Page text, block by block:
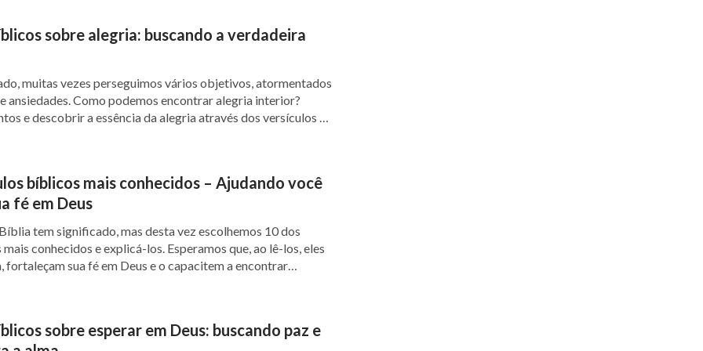
e Eu esclarecerei as coisas a você. A
simples! Vocês querem que as bênçãos
todos terão provações amargas para
que vocês têm por Mim não se tornará
por Mim. Mesmo se essas provações
todos devem passar por elas; só a
pessoa para outra. As provações são uma
diante de Mim e imploram de
pensam que umas poucas palavras
não reconhecem que o amargor é uma das
Meu amargor certamente compartilharão
sobre alegria: buscando a verdadeira
muitas vezes perseguimos vários objetivos, atormentados
ansiedades. Como podemos encontrar alegria interior?
e descobrir a essência da alegria através dos versículos a
bíblicos mais conhecidos – Ajudando você
fé em Deus
tem significado, mas desta vez escolhemos 10 dos
conhecidos e explicá-los. Esperamos que, ao lê-los, eles
fortaleçam sua fé em Deus e o capacitem a encontrar
sobre esperar em Deus: buscando paz e